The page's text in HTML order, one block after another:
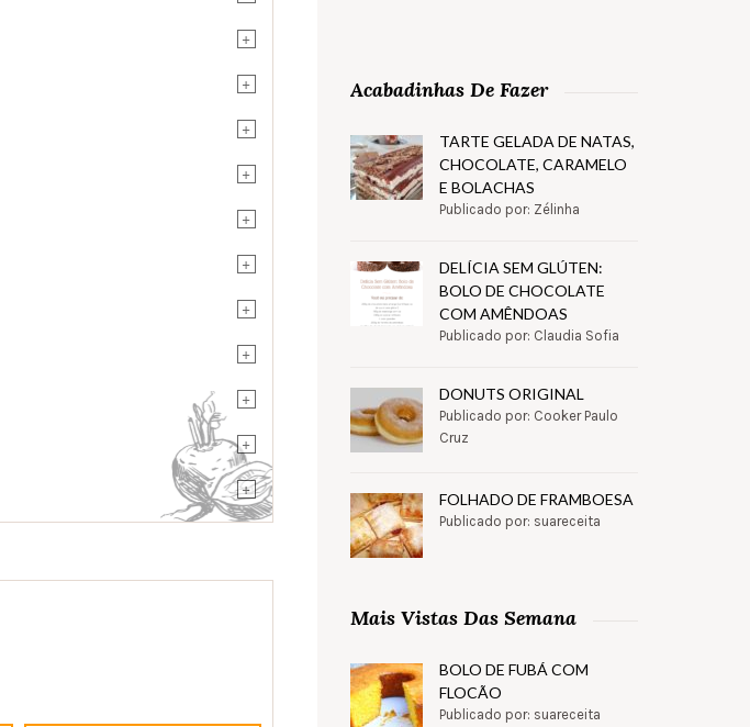
+
+
+
+
+
+
+
+
+
+
+
Acabadinhas De Fazer
TARTE GELADA DE NATAS,
CHOCOLATE, CARAMELO
E BOLACHAS
Publicado por: Zélinha
DELÍCIA SEM GLÚTEN:
BOLO DE CHOCOLATE
COM AMÊNDOAS
Publicado por: Claudia Sofia
DONUTS ORIGINAL
Publicado por: Cooker Paulo
Cruz
FOLHADO DE FRAMBOESA
Publicado por: suareceita
Mais Vistas Das Semana
BOLO DE FUBÁ COM
FLOCÃO
Publicado por: suareceita